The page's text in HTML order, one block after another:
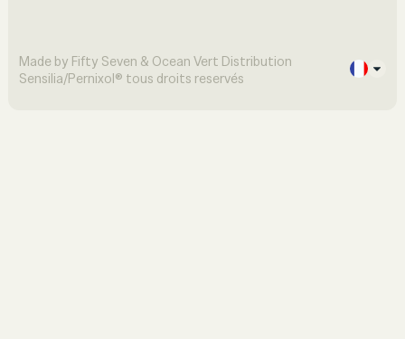
Made by Fifty Seven & Ocean Vert Distribution
Sensilia/Pernixol® tous droits reservés